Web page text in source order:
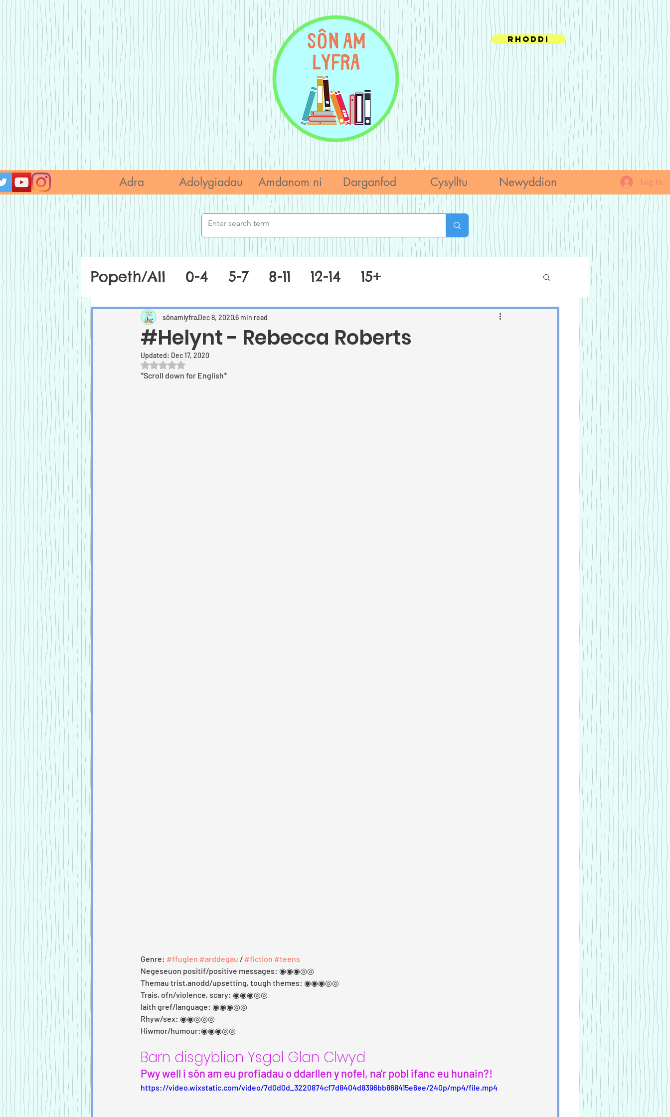
Rhoddi
Adra Adolygiadau Amdanom ni Darganfod Cysylltu Newyddion Log In
Popeth/All 0-4 5-7 8-11 12-14 15+
#Helynt - Rebecca Roberts
sônamlyfraDec 8, 20206 min read
Updated: Dec 17, 2020
Rated NaN out of 5 stars.
*Scroll down for English*
Genre: #ffuglen #arddegau / #fiction #teens
Negeseuon positif/positive messages: ◉◉◉◎◎
Themau trist,anodd/upsetting, tough themes: ◉◉◉◎◎
Trais, ofn/violence, scary: ◉◉◉◎◎
Iaith gref/language: ◉◉◉◎◎
Rhyw/sex: ◉◉◎◎◎
Hiwmor/humour:◉◉◉◎◎
Barn disgyblion Ysgol Glan Clwyd
Pwy well i sôn am eu profiadau o ddarllen y nofel, na'r pobl ifanc eu hunain?!
https://video.wixstatic.com/video/7d0d0d_3220874cf7d8404d8396bb868415e6ee/240p/mp4/file.mp4